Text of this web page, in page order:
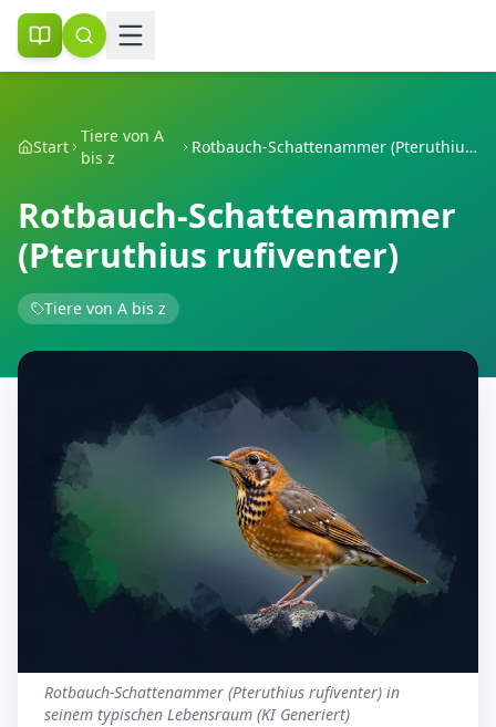
Start
Tiere von A
bis z
Rotbauch-Schattenammer (Pteruthius rufiventer)
Rotbauch-Schattenammer
(Pteruthius rufiventer)
Tiere von A bis z
Rotbauch-Schattenammer (Pteruthius rufiventer) in
seinem typischen Lebensraum (KI Generiert)